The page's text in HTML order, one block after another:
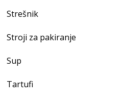
Strešnik
Stroji za pakiranje
Sup
Tartufi